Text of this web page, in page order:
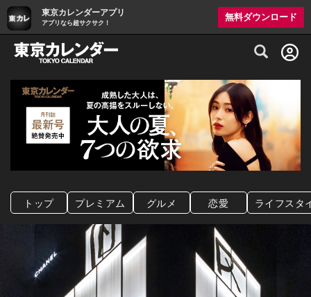
東京カレンダーアプリ
アプリなら超サクサク！
無料ダウンロード
グルメ情報・プレミアムレストラン予約
トップ プレミアム グルメ 恋愛 ライフスタ